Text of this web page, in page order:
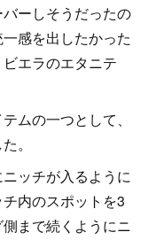
ーしそうだったの
感を出したかった
エラのエタニテ
ムの一つとして、
。
ッチが入るように
内のスポットを3
まで続くようにニ